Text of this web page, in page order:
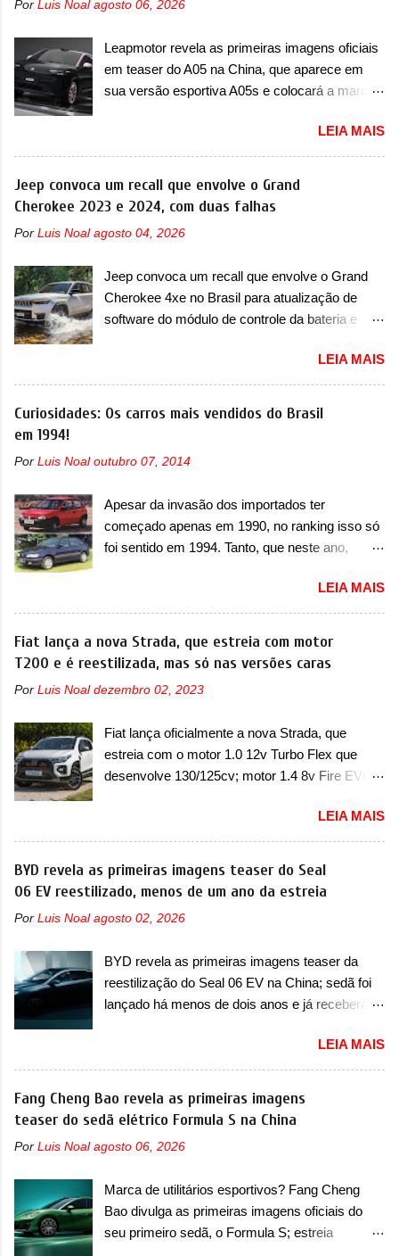
Por Luis Noal agosto 06, 2026
Leapmotor revela as primeiras imagens oficiais
em teaser do A05 na China, que aparece em
sua versão esportiva A05s e colocará a marca
apresentando uma rápida expansão na China
em termos de portfólio. Apoiada pela Stellantis,
a marca confirmou a estreia de um novo
modelo compacto à sua linha. Posicionado
primeiras imagens teaser do A05, que nas
esportiva, o A05s. Previsto para ser lançado
ainda neste ano na China, o compacto elétrico
colocará a Leapmotor para concorrer com uma
BYD Dolphin e Geely EX2. Visualmente, o A05
conta com um design já visto por outros
modelos da marca, em especial do SUV
SUV, o A05 nasce com um design que está
possui faróis com um desenho mais retangular,
com um pequeno prolongamento para as
laterais. Os faróis cont...
LEIA MAIS
Jeep convoca um recall que envolve o Grand
Cherokee 2023 e 2024, com duas falhas
Por Luis Noal agosto 04, 2026
Jeep convoca um recall que envolve o Grand
Cherokee 4xe no Brasil para atualização de
software do módulo de controle da bateria e
Jeep convocou no dia 10 de outubro de 2025
um chamado que envolve os proprietários do
Grand Cherokee 4xe, em sua versão única
unidades afetadas precisam retornar a uma
dois problemas. O primeiro deles será uma
atualização do software do módulo de controle
da bateria (AHCP e HCP). Para alguns veículos
verificação e, se necessário, a substituição do
motor do ventilador HVAC (aquecimento,
ventilação e ar-condicionado). A marca também
confirmou que “foi identificada a possibilidade de
uma sobrecarga do microprocessador do
poderá causar a perda de força motriz,
requerendo a atualização do software do
modulo de...
LEIA MAIS
Curiosidades: Os carros mais vendidos do Brasil
em 1994!
Por Luis Noal outubro 07, 2014
Apesar da invasão dos importados ter
começado apenas em 1990, no ranking isso só
foi sentido em 1994. Tanto, que neste ano,
começar pelo Chevrolet Corsa, o mais
destacado deles no ranking que perdurou no
nosso mercado até início de 2012 e com
certeza foi um grandioso lançamento da
ano também era lançada a nova geração do
ganhava uma nova geração feita do zero,
apelidada de "Bolinha" por suas formas
arredondadas. Além do Gol, outro Volkswagen
versão hatchback do Logus que chegava
depois de um ano de atraso. A invasão de 1994
foi marcava pelos franceses, alemães,
japoneses e coreanos que chegaram
arrancando corações em nosso mercado. Os
vendas em 1994 foram o Renault R19 que
vinha em 3 versões de carroceria, sendo duas
do hatch e o sedan, a famosa Kia Besta, o Vol...
LEIA MAIS
Fiat lança a nova Strada, que estreia com motor
T200 e é reestilizada, mas só nas versões caras
Por Luis Noal dezembro 02, 2023
Fiat lança oficialmente a nova Strada, que
estreia com o motor 1.0 12v Turbo Flex que
desenvolve 130/125cv; motor 1.4 8v Fire EVO
oficialmente a nova Strada, que aparece com
mudanças visuais e com uma nova opção de
motor. Depois da picape compacta receber o
câmbio automático CVT no ano passado, a Fiat
motor 1.0 12v Turbo Flex, conhecido como
Strada soube ser mutável com avanços
importantes que a concorrência nunca
conseguiu acompanhar e agora ela abre uma
T200, que estreou nos irmãos Pulse e
Fastback. "A Fiat Strada é mais do que uma
picape, é uma verdadeira revolução no
mercado automotivo. Há alguns anos era
improvável pensar que uma picape chagaria ao
Strada fez. Mais do que isso: ela é a prova viva
que time que está ganhando se mexe sim. Ao
longo da sua história, ela...
LEIA MAIS
BYD revela as primeiras imagens teaser do Seal
06 EV reestilizado, menos de um ano da estreia
Por Luis Noal agosto 02, 2026
BYD revela as primeiras imagens teaser da
reestilização do Seal 06 EV na China; sedã foi
lançado há menos de dois anos e já receberá a
primeiras imagens teaser de uma mudança
visual para um dos seus menores sedãs
elétricos na China, pertencente à linha Ocean.
Trata-se do Seal 06 EV, lançado no segundo
O modelo agora passará a ser vendido com
que vão atualizá-los para a identidade visual
mais moderna da marca, mas ainda sem
motivos para que essa mudança já seja tão
LEIA MAIS
Fang Cheng Bao revela as primeiras imagens
teaser do sedã elétrico Formula S na China
Por Luis Noal agosto 06, 2026
Marca de utilitários esportivos? Fang Cheng
Bao divulga as primeiras imagens oficiais do
seu primeiro sedã, o Formula S; estreia